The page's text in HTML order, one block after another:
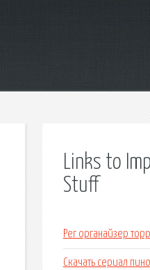
Links to
Stuff
Рег органайзер
Скачать сериал